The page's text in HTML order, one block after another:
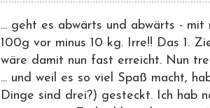
... geht es abwärts und abwärts - mit
100g vor minus 10 kg. Irre!! Das 1.
wäre damit nun fast erreicht. Nun
... und weil es so viel Spaß macht,
Dinge sind drei?) gesteckt. Ich hab